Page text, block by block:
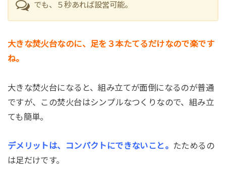
でも、５秒あれば設営可能。
大きな焚火台なのに、足を３本たてるだけなので楽です
ね。
大きな焚火台になると、組み立てが面倒になるのが普通
ですが、この焚火台はシンプルなつくりなので、組み立
ても簡単。
デメリットは、コンパクトにできないこと。 たためるの
は足だけです。